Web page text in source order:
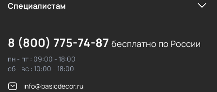
Cпециалистам
8 (800) 775-74-87 бесплатно по России
пн - пт : 09:00 - 18:00
сб - вс : 10:00 - 18:00
info@basicdecor.ru